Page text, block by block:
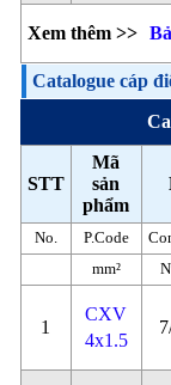
Xem thêm >>
Catalogue cáp
STT
Mã
sản
phẩm
No. P.Code
mm²
1
CXV
4x1.5